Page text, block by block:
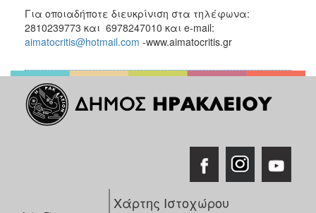
Για οποιαδήποτε διευκρίνιση στα τηλέφωνα:
2810239773 και 6978247010 και e-mail:
aimatocritis@hotmail.com -www.aimatocritis.gr
Χάρτης Ιστοχώρου